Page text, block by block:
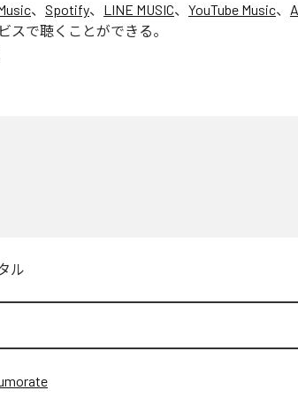
、 Spotify、 LINE MUSIC、 YouTube Music、
スで聴くことができる。
ル